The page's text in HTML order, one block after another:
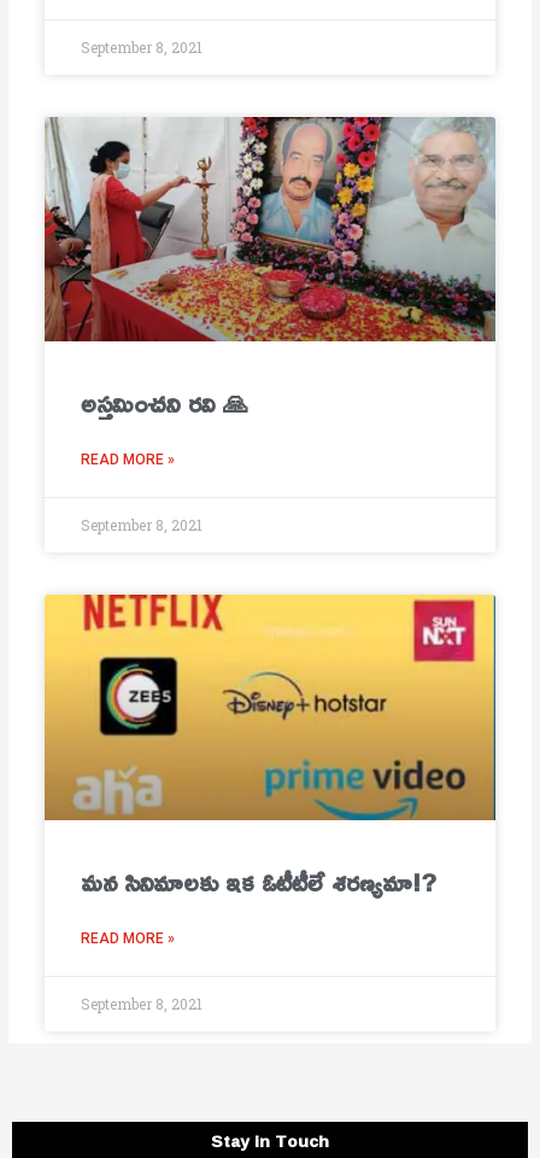
September 8, 2021
అస్తమించని రవి 🙏
READ MORE »
September 8, 2021
మ‌న సినిమాల‌కు ఇక ఓటీటీలే శ‌ర‌ణ్య‌మా!?
READ MORE »
September 8, 2021
Stay in Touch